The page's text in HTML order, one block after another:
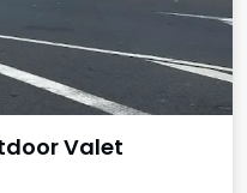
Valet